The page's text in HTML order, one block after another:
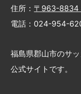
住所： 〒963-8834
電話：024-954-
福島県郡山市のサ
公式サイトです。